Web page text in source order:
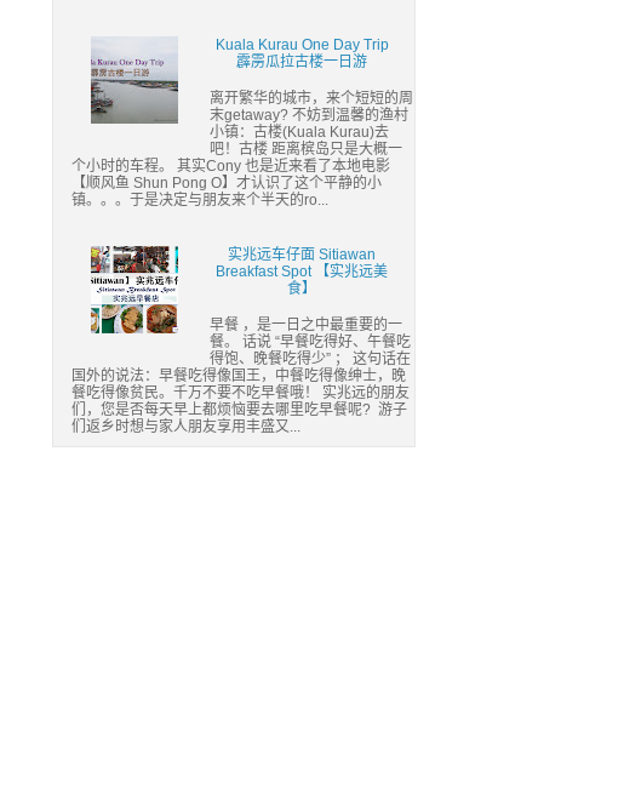
Kuala Kurau One Day Trip
霹雳瓜拉古楼一日游
离开繁华的城市，来个短短的周
末getaway? 不妨到温馨的渔村
小镇：古楼(Kuala Kurau)去
吧！古楼 距离槟岛只是大概一
个小时的车程。 其实Cony 也是近来看了本地电影
【顺风鱼 Shun Pong O】才认识了这个平静的小
镇。。。于是决定与朋友来个半天的ro...
实兆远车仔面 Sitiawan
Breakfast Spot 【实兆远美
食】
早餐 ，是一日之中最重要的一
餐。 话说 “早餐吃得好、午餐吃
得饱、晚餐吃得少” ； 这句话在
国外的说法：早餐吃得像国王，中餐吃得像绅士，晚
餐吃得像贫民。千万不要不吃早餐哦！ 实兆远的朋友
们，您是否每天早上都烦恼要去哪里吃早餐呢? 游子
们返乡时想与家人朋友享用丰盛又...